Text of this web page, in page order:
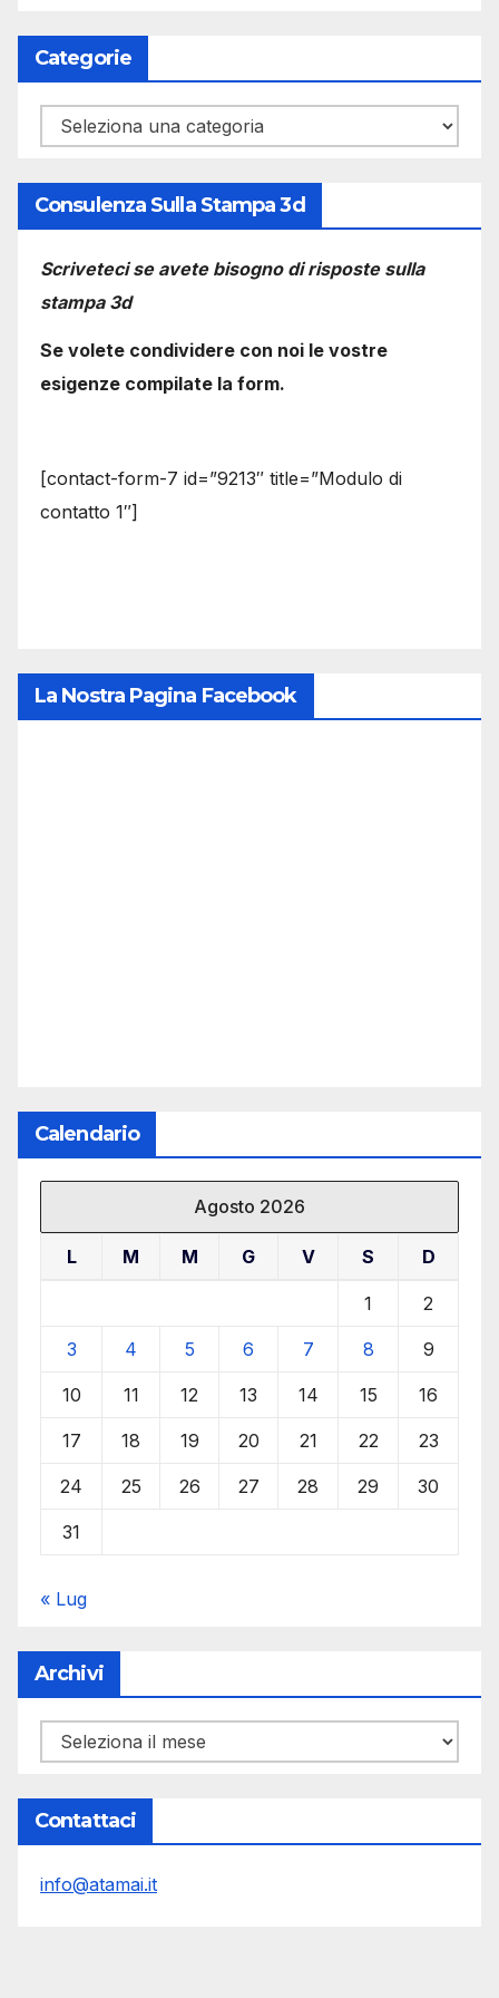
Categorie
Categorie
Consulenza Sulla Stampa 3d
Scriveteci se avete bisogno di risposte sulla
stampa 3d
Se volete condividere con noi le vostre
esigenze compilate la form.
[contact-form-7 id=”9213″ title=”Modulo di
contatto 1″]
La Nostra Pagina Facebook
Calendario
Agosto 2026
L M M G V S D
1 2
3 4 5 6 7 8 9
10 11 12 13 14 15 16
17 18 19 20 21 22 23
24 25 26 27 28 29 30
31
« Lug
Archivi
Archivi
Contattaci
info@atamai.it